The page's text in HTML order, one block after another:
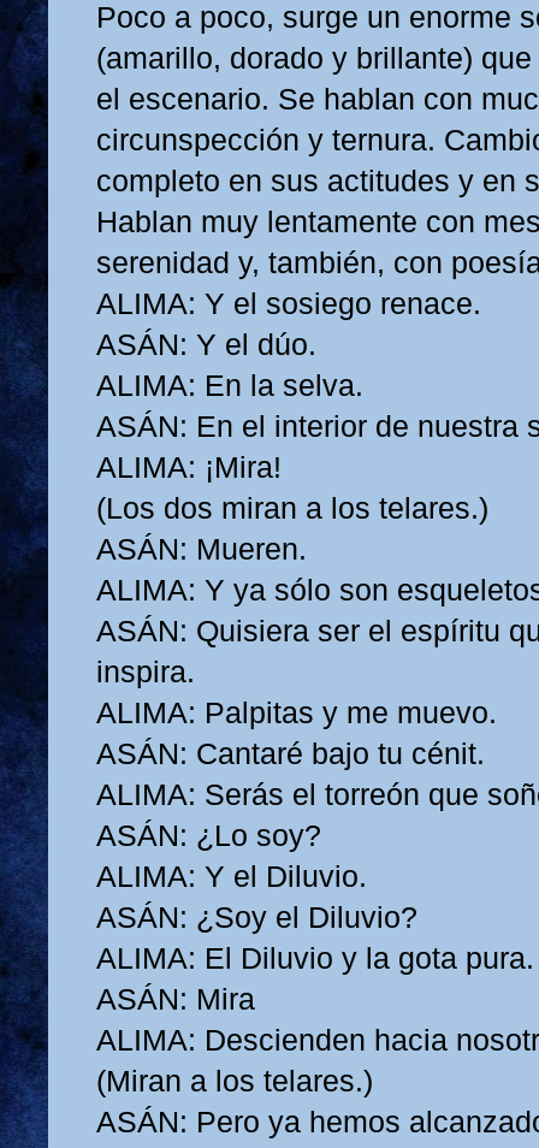
Poco a poco, surge un enorme
(amarillo, dorado y brillante)
el escenario. Se hablan con
circunspección y ternura.
completo en sus actitudes y en
Hablan muy lentamente con
serenidad y, también, con
ALIMA: Y el sosiego renace.
ASÁN: Y el dúo.
ALIMA: En la selva.
ASÁN: En el interior de nuestra
ALIMA: ¡Mira!
(Los dos miran a los telares.)
ASÁN: Mueren.
ALIMA: Y ya sólo son
ASÁN: Quisiera ser el espíritu
inspira.
ALIMA: Palpitas y me muevo.
ASÁN: Cantaré bajo tu cénit.
ALIMA: Serás el torreón que
ASÁN: ¿Lo soy?
ALIMA: Y el Diluvio.
ASÁN: ¿Soy el Diluvio?
ALIMA: El Diluvio y la gota pura.
ASÁN: Mira
ALIMA: Descienden hacia
(Miran a los telares.)
ASÁN: Pero ya hemos